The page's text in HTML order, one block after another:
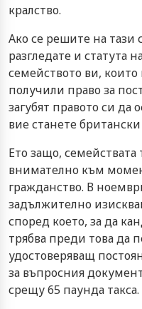
кралство.
Ако се решите на тази
разгледате и статута
семейството ви,
получили право за
загубят правото си да
вие станете
Ето защо, семействата
внимателно към
гражданство. В
задължително
според което, за да
трябва преди това да
удостоверяващ
за въпросния
срещу 65 паунда такса.